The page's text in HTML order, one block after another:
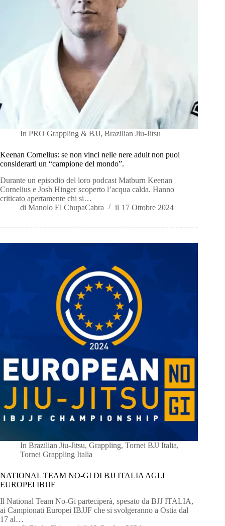
In PRO Grappling & BJJ,Brazilian Jiu-Jitsu
Keenan Cornelius: se non vinci nelle nere adult non puoi
considerarti un “campione del mondo”.
Durante un episodio del loro podcast Matburn Keenan
Cornelius e Josh Hinger scoperto l’acqua calda. Hanno
criticato apertamente chi si…
di Manolo El ChupaCabra il 17 Ottobre 2024
In Brazilian Jiu-Jitsu,Grappling,Tornei BJJ Italia,
Tornei Grappling Italia
NATIONAL TEAM NO-GI DI BJJ ITALIA AGLI
EUROPEI IBJJF
Il National Team No-Gi parteciperà, spesato da BJJ ITALIA,
ai Campionati Europei IBJJF che si svolgeranno a Ostia dal
17 al…